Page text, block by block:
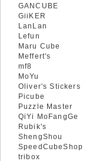
GANCUBE
GiiKER
LanLan
Lefun
Maru Cube
Meffert's
mf8
MoYu
Oliver's Stickers
Picube
Puzzle Master
QiYi MoFangGe
Rubik's
ShengShou
SpeedCubeShop
tribox